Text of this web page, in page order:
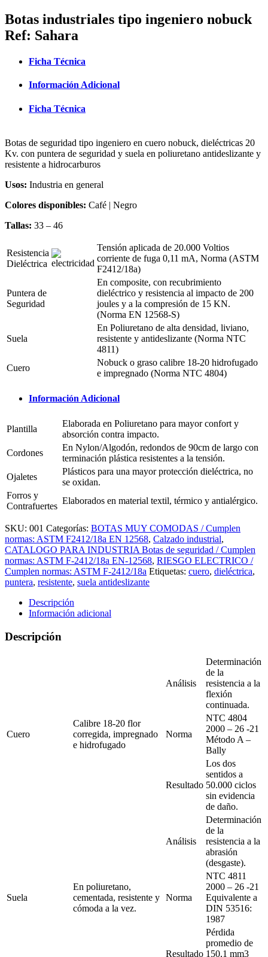
Botas industriales tipo ingeniero nobuck
Ref: Sahara
Ficha Técnica
Información Adicional
Ficha Técnica
Botas de seguridad tipo ingeniero en cuero nobuck, dieléctricas 20
Kv. con puntera de seguridad y suela en poliuretano antideslizante y
resistente a hidrocarburos
Usos: Industria en general
Colores disponibles: Café | Negro
Tallas: 33 – 46
Resistencia
Dieléctrica
Tensión aplicada de 20.000 Voltios
corriente de fuga 0,11 mA, Norma (ASTM
F2412/18a)
Puntera de
Seguridad
En composite, con recubrimiento
dieléctrico y resistencia al impacto de 200
joules y a la compresión de 15 KN.
(Norma EN 12568-S)
Suela
En Poliuretano de alta densidad, liviano,
resistente y antideslizante (Norma NTC
4811)
Cuero
Nobuck o graso calibre 18-20 hidrofugado
e impregnado (Norma NTC 4804)
Información Adicional
Plantilla
Elaborada en Poliuretano para mayor confort y
absorción contra impacto.
Cordones
En Nylon/Algodón, redondos de 90cm de largo con
terminación plástica resistentes a la tensión.
Ojaletes
Plásticos para una mayor protección dieléctrica, no
se oxidan.
Forros y
Contrafuertes
Elaborados en material textil, térmico y antialérgico.
SKU: 001 Categorías: BOTAS MUY COMODAS / Cumplen
normas: ASTM F2412/18a EN 12568, Calzado industrial,
CATALOGO PARA INDUSTRIA Botas de seguridad / Cumplen
normas: ASTM F-2412/18a EN-12568, RIESGO ELECTRICO /
Cumplen normas: ASTM F-2412/18a Etiquetas: cuero, dieléctrica,
puntera, resistente, suela antideslizante
Descripción
Información adicional
Descripción
Cuero
Calibre 18-20 flor
corregida, impregnado
e hidrofugado
Análisis
Determinación
de la
resistencia a la
flexión
continuada.
Norma
NTC 4804
2000 – 26 -21
Método A –
Bally
Resultado
Los dos
sentidos a
50.000 ciclos
sin evidencia
de daño.
Suela
En poliuretano,
cementada, resistente y
cómoda a la vez.
Análisis
Determinación
de la
resistencia a la
abrasión
(desgaste).
Norma
NTC 4811
2000 – 26 -21
Equivalente a
DIN 53516:
1987
Resultado
Pérdida
promedio de
150,1 mm3